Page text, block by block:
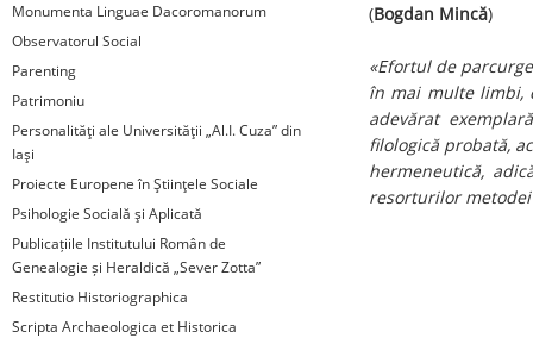
Monumenta Linguae Dacoromanorum
Observatorul Social
Parenting
Patrimoniu
Personalităţi ale Universităţii „Al.I. Cuza” din
Iaşi
Proiecte Europene în Ştiinţele Sociale
Psihologie Socială şi Aplicată
Publicațiile Institutului Român de
Genealogie și Heraldică „Sever Zotta”
Restitutio Historiographica
Scripta Archaeologica et Historica
(Bogdan Mincă)
«Efortul de
în mai multe limbi,
adevărat
filologică probată,
hermeneutică,
resorturilor